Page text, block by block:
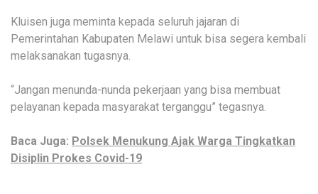
Kluisen juga meminta kepada seluruh jajaran di
Pemerintahan Kabupaten Melawi untuk bisa segera kembali
melaksanakan tugasnya.
“Jangan menunda-nunda pekerjaan yang bisa membuat
pelayanan kepada masyarakat terganggu” tegasnya.
Baca Juga: Polsek Menukung Ajak Warga Tingkatkan
Disiplin Prokes Covid-19